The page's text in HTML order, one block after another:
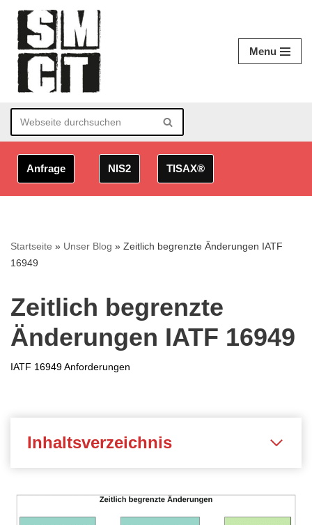
Zum
Inhalt
springen
Menu
Anfrage NIS2 TISAX®
Startseite » Unser Blog » Zeitlich begrenzte Änderungen IATF
16949
Zeitlich begrenzte
Änderungen IATF 16949
IATF 16949 Anforderungen
Inhaltsverzeichnis